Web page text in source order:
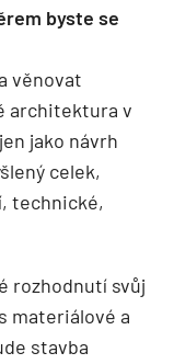
byste se
věnovat
architektura v
jako návrh
celek,
technické,
rozhodnutí svůj
materiálové a
stavba